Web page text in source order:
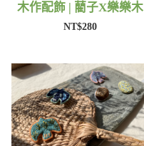
木作配飾 | 藺子X樂樂木
NT$280